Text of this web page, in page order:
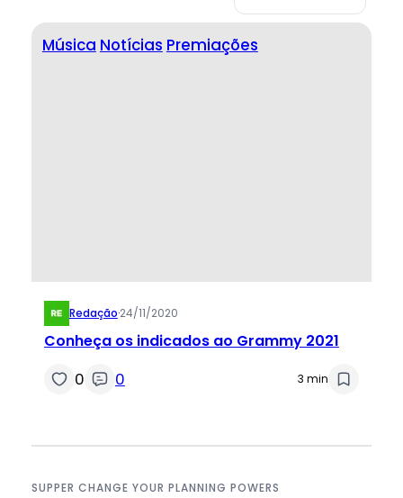
Música Notícias Premiações
Redação·24/11/2020
Conheça os indicados ao Grammy 2021
0 0 3 min
SUPPER CHANGE YOUR PLANNING POWERS